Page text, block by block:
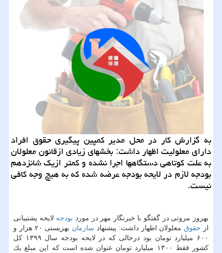
به گزارش كار در محل مدیر كمپین پیگیری حقوق افراد
دارای معلولیت اظهار داشت: بخشهای زیادی ازقانون معلولان
به علت كوتاهی دستگاهها اجرا نشده و كمتر ازیك شانزدهم
بودجه لازم در لایحه بودجه عرضه شده كه به هیچ وجه كافی
نیست.
بهروز مروتی در گفتگو با خبرنگار مهر در مورد بودجه لایحه پشتیبانی
از حقوق معلولان اظهار داشت: پیشنهاد سازمان
بهزیستی ۲۰ هزار و
۶۰۰ میلیارد تومان بود درحالی كه در لایحه بودجه سال ۱۳۹۹ كل
كشور فقط ۱۳۰۰ میلیارد تومان عنوان شده است كه این مبلغ یك